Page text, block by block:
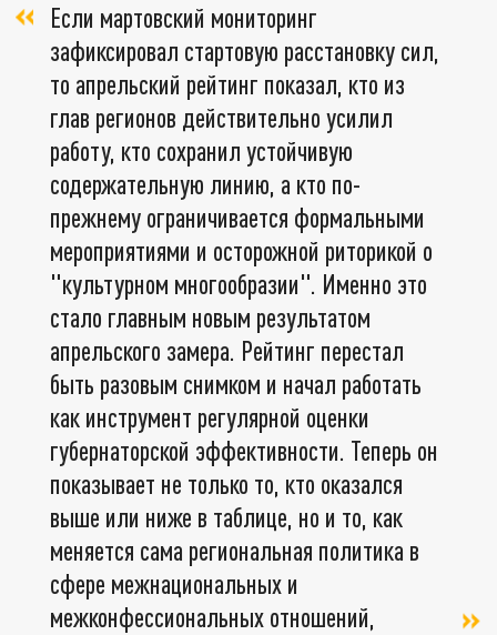
Если мартовский мониторинг
зафиксировал стартовую расстановку сил,
то апрельский рейтинг показал, кто из
глав регионов действительно усилил
работу, кто сохранил устойчивую
содержательную линию, а кто по-
прежнему ограничивается формальными
мероприятиями и осторожной риторикой о
"культурном многообразии". Именно это
стало главным новым результатом
апрельского замера. Рейтинг перестал
быть разовым снимком и начал работать
как инструмент регулярной оценки
губернаторской эффективности. Теперь он
показывает не только то, кто оказался
выше или ниже в таблице, но и то, как
меняется сама региональная политика в
сфере межнациональных и
межконфессиональных отношений,